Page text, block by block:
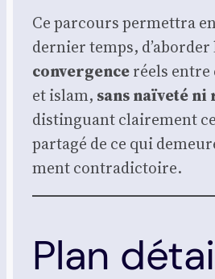
Ce par­cours per­met­tra
der­nier temps, d’aborder
conver­genceréels
et islam, sans naï­ve­té
dis­tin­guant clai­re­ment
par­ta­gé de ce qui
ment contra­dic­toire.
Plan